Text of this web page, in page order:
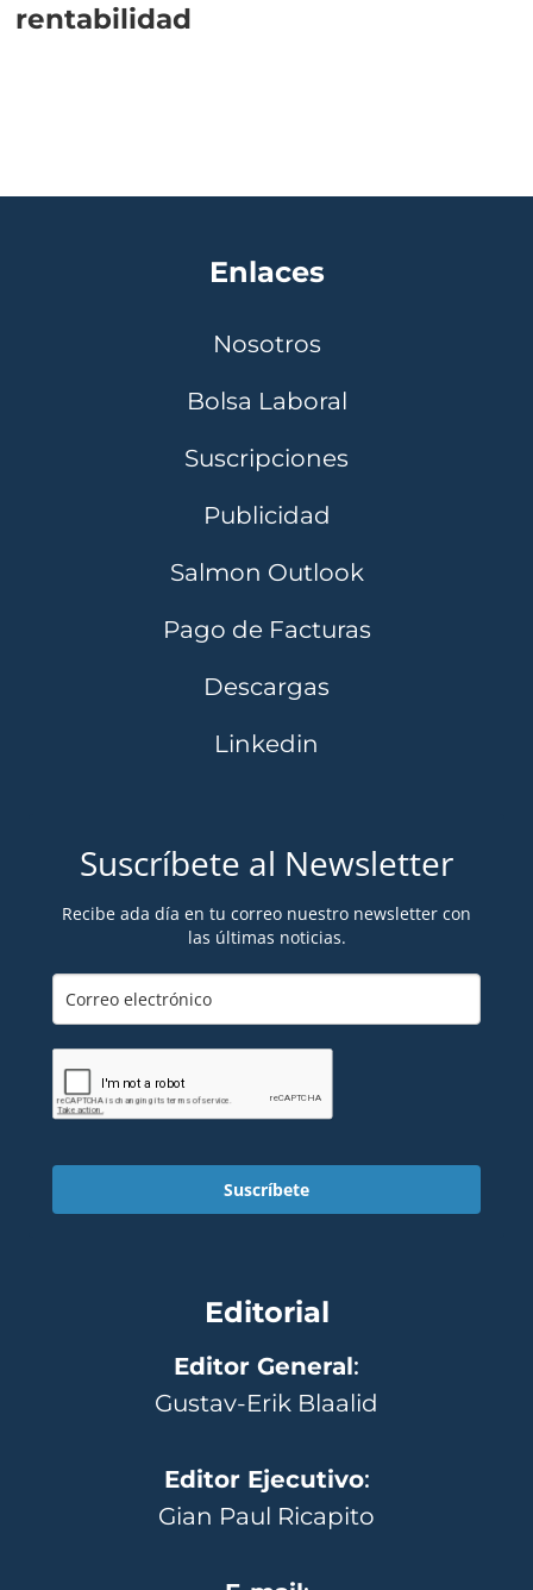
rentabilidad
Enlaces
Nosotros
Bolsa Laboral
Suscripciones
Publicidad
Salmon Outlook
Pago de Facturas
Descargas
Linkedin
Suscríbete al Newsletter
Recibe ada día en tu correo nuestro newsletter con
las últimas noticias.
Suscríbete
Editorial
Editor General:
Gustav-Erik Blaalid
Editor Ejecutivo:
Gian Paul Ricapito